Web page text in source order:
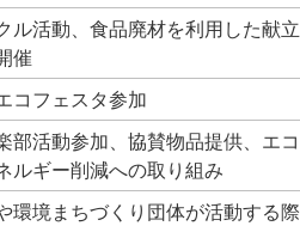
ル活動、食品廃材を利用した献立
催
コフェスタ参加
部活動参加、協賛物品提供、エコ
ルギー削減への取り組み
環境まちづくり団体が活動する際